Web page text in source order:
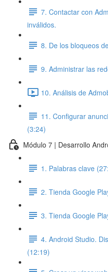
7. Contactar con
inválidos.
8. De los bloqueos
9. Administrar las
10. Análisis de
11. Configurar
(3:24)
Módulo 7 | Desarrollo
1. Palabras clave
2. Tienda Google
3. Tienda Google
4. Android Studio.
(12:19)